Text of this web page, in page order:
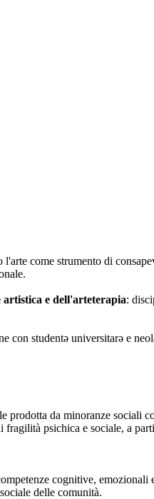
come strumento di
e dell'arteterapia:
studentə universitarə e
prodotta da minoranze
psichica e sociale, a
cognitive,
delle comunità.